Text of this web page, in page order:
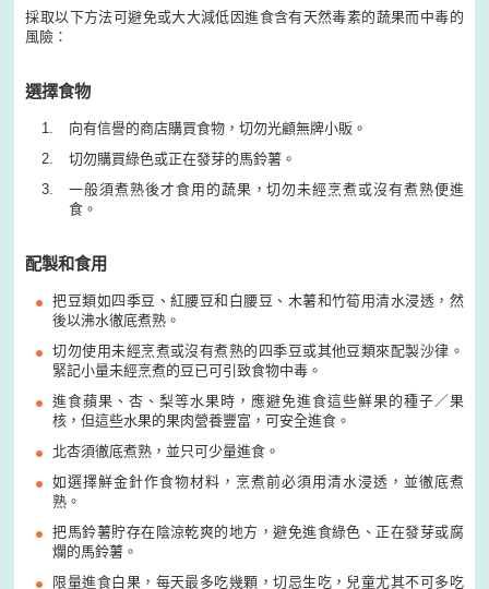
採取以下方法可避免或大大減低因進食含有天然毒素的蔬果而中毒的
風險：
選擇食物
向有信譽的商店購買食物，切勿光顧無牌小販。
切勿購買綠色或正在發芽的馬鈴薯。
一般須煮熟後才食用的蔬果，切勿未經烹煮或沒有煮熟便進
食。
配製和食用
把豆類如四季豆、紅腰豆和白腰豆、木薯和竹筍用清水浸透，然
後以沸水徹底煮熟。
切勿使用未經烹煮或沒有煮熟的四季豆或其他豆類來配製沙律。
緊記小量未經烹煮的豆已可引致食物中毒。
進食蘋果、杏、梨等水果時，應避免進食這些鮮果的種子／果
核，但這些水果的果肉營養豐富，可安全進食。
北杏須徹底煮熟，並只可少量進食。
如選擇鮮金針作食物材料，烹煮前必須用清水浸透，並徹底煮
熟。
把馬鈴薯貯存在陰涼乾爽的地方，避免進食綠色、正在發芽或腐
爛的馬鈴薯。
限量進食白果，每天最多吃幾顆，切忌生吃，兒童尤其不可多吃